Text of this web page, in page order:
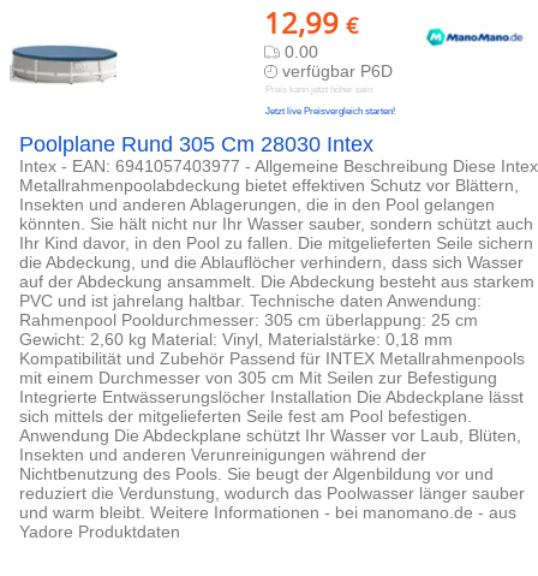
12,99 €
0.00
verfügbar P6D
Preis kann jetzt höher sein
Jetzt live Preisvergleich starten!
Poolplane Rund 305 Cm 28030 Intex
Intex - EAN: 6941057403977 - Allgemeine Beschreibung Diese Intex
Metallrahmenpoolabdeckung bietet effektiven Schutz vor Blättern,
Insekten und anderen Ablagerungen, die in den Pool gelangen
könnten. Sie hält nicht nur Ihr Wasser sauber, sondern schützt auch
Ihr Kind davor, in den Pool zu fallen. Die mitgelieferten Seile sichern
die Abdeckung, und die Ablauflöcher verhindern, dass sich Wasser
auf der Abdeckung ansammelt. Die Abdeckung besteht aus starkem
PVC und ist jahrelang haltbar. Technische daten Anwendung:
Rahmenpool Pooldurchmesser: 305 cm überlappung: 25 cm
Gewicht: 2,60 kg Material: Vinyl, Materialstärke: 0,18 mm
Kompatibilität und Zubehör Passend für INTEX Metallrahmenpools
mit einem Durchmesser von 305 cm Mit Seilen zur Befestigung
Integrierte Entwässerungslöcher Installation Die Abdeckplane lässt
sich mittels der mitgelieferten Seile fest am Pool befestigen.
Anwendung Die Abdeckplane schützt Ihr Wasser vor Laub, Blüten,
Insekten und anderen Verunreinigungen während der
Nichtbenutzung des Pools. Sie beugt der Algenbildung vor und
reduziert die Verdunstung, wodurch das Poolwasser länger sauber
und warm bleibt. Weitere Informationen - bei manomano.de - aus
Yadore Produktdaten